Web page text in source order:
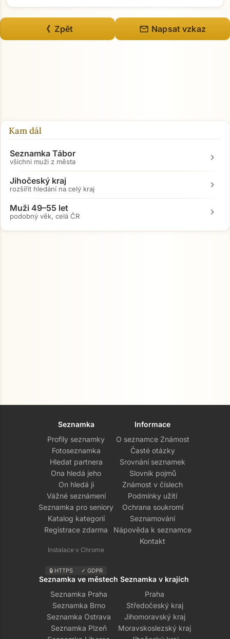
《 Zpět mail Napsat vzkaz
Kam dál
Seznamka Tábor
všichni muži z města chevron_right
Jihočeský kraj
rozšířit hledání na celý kraj chevron_right
Muži 49–55 let
podobný věk, celá ČR chevron_right
Seznamka
Profily seznamky
Fotoseznamka
Hledat partnera
Ona hledá jeho
On hledá ji
Vážné seznámení
Seznamka pro seniory
Katalog kategorií
Registrace zdarma
Instalace v Chrome
🔒 HTTPS ✓ GDPR
Informace
O seznamce Známost
Časté otázky
Srovnání seznamek
Slovník pojmů
Známost v číslech
Podmínky užití
Ochrana soukromí
Seznamování
Nápověda k seznamce
Kontakt
Seznamka ve městech
Seznamka Praha
Seznamka Brno
Seznamka Ostrava
Seznamka Plzeň
Seznamka v krajích
Praha
Středočeský kraj
Jihomoravský kraj
Moravskoslezský kraj